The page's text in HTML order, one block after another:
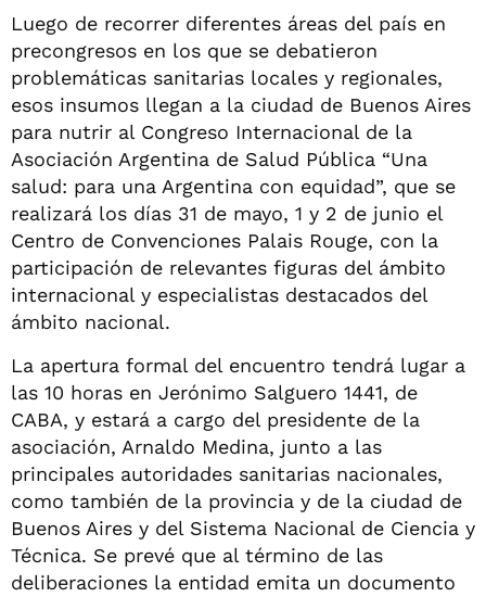
Luego de recorrer diferentes áreas del país en
precongresos en los que se debatieron
problemáticas sanitarias locales y regionales,
esos insumos llegan a la ciudad de Buenos Aires
para nutrir al Congreso Internacional de la
Asociación Argentina de Salud Pública “Una
salud: para una Argentina con equidad”, que se
realizará los días 31 de mayo, 1 y 2 de junio el
Centro de Convenciones Palais Rouge, con la
participación de relevantes figuras del ámbito
internacional y especialistas destacados del
ámbito nacional.
La apertura formal del encuentro tendrá lugar a
las 10 horas en Jerónimo Salguero 1441, de
CABA, y estará a cargo del presidente de la
asociación, Arnaldo Medina, junto a las
principales autoridades sanitarias nacionales,
como también de la provincia y de la ciudad de
Buenos Aires y del Sistema Nacional de Ciencia y
Técnica. Se prevé que al término de las
deliberaciones la entidad emita un documento